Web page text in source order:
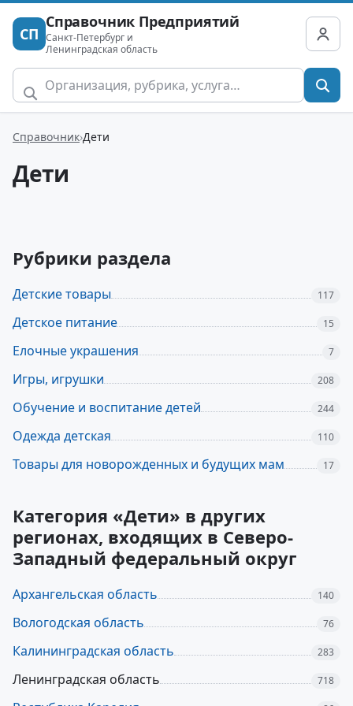
СП
Справочник Предприятий
Санкт-Петербург и
Ленинградская область
Справочник Дети
Дети
Рубрики раздела
Детские товары 117
Детское питание 15
Елочные украшения 7
Игры, игрушки 208
Обучение и воспитание детей 244
Одежда детская 110
Товары для новорожденных и будущих мам 17
Категория «Дети» в других
регионах, входящих в Северо-
Западный федеральный округ
Архангельская область 140
Вологодская область 76
Калининградская область 283
Ленинградская область 718